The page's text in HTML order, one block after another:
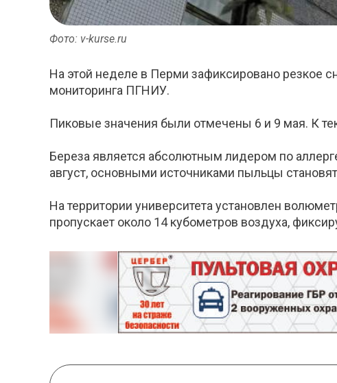
Фото: v-kurse.ru
На этой неделе в Перми зафиксировано резкое
мониторинга ПГНИУ.
Пиковые значения были отмечены 6 и 9 мая. К
Береза является абсолютным лидером по
август, основными источниками пыльцы
На территории университета установлен
пропускает около 14 кубометров воздуха,